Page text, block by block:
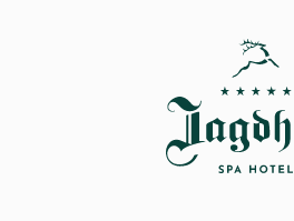
01 Der Jagdhof
02 Zimmer & Suiten